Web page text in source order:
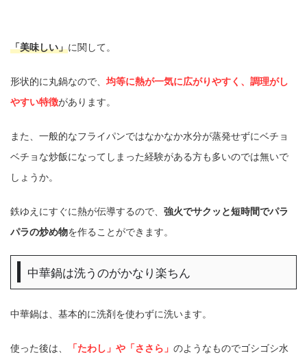
「美味しい」に関して。
形状的に丸鍋なので、 均等に熱が一気に広がりやすく、調理がし
やすい特徴があります。
また、一般的なフライパンではなかなか水分が蒸発せずにベチョ
ベチョな炒飯になってしまった経験がある方も多いのでは無いで
しょうか。
鉄ゆえにすぐに熱が伝導するので、 強火でサクッと短時間でパラ
パラの炒め物を作ることができます。
中華鍋は洗うのがかなり楽ちん
中華鍋は、基本的に洗剤を使わずに洗います。
使った後は、 「たわし」や「ささら」 のようなものでゴシゴシ水